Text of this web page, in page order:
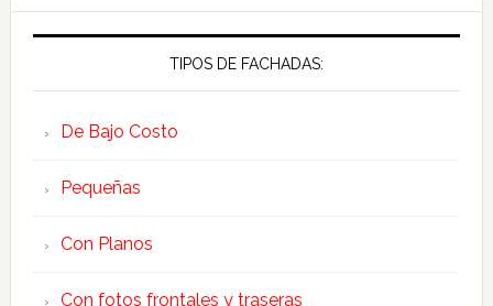
TIPOS DE FACHADAS:
De Bajo Costo
Pequeñas
Con Planos
Con fotos frontales y traseras